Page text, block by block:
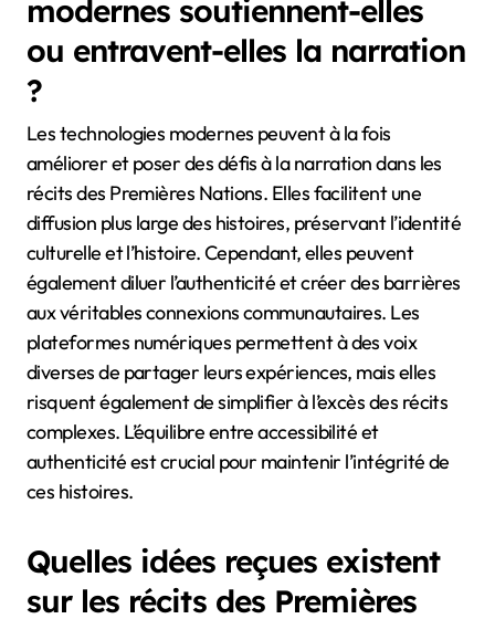
l’éducation marginalise davantage les voix des
Premières Nations, impactant leur capacité à
partager des expériences authentiques. S’attaquer à
ces défis est crucial pour préserver l’intégrité des
récits des Premières Nations.
Comment les technologies
modernes soutiennent-elles
ou entravent-elles la narration
?
Les technologies modernes peuvent à la fois
améliorer et poser des défis à la narration dans les
récits des Premières Nations. Elles facilitent une
diffusion plus large des histoires, préservant l’identité
culturelle et l’histoire. Cependant, elles peuvent
aux véritables connexions communautaires. Les
plateformes numériques permettent à des voix
diverses de partager leurs expériences, mais elles